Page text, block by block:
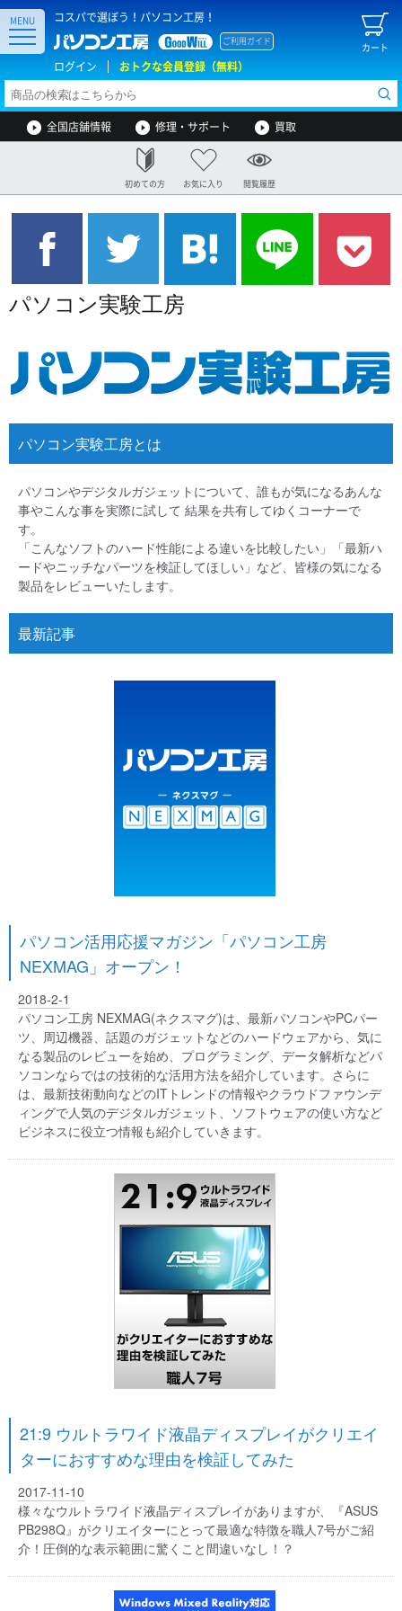
コスパで選ぼう！パソコン工房！
カート
ご利用ガイド
ログイン おトクな会員登録（無料）
MENU
全国店舗情報 修理・サポート 買取
初めての方 お気に入り 閲覧履歴
パソコン実験工房
パソコン実験工房とは
パソコンやデジタルガジェットについて、誰もが気になるあんな
事やこんな事を実際に試して 結果を共有してゆくコーナーで
す。
「こんなソフトのハード性能による違いを比較したい」「最新ハ
ードやニッチなパーツを検証してほしい」など、皆様の気になる
製品をレビューいたします。
最新記事
パソコン活用応援マガジン「パソコン工房
NEXMAG」オープン！
2018-2-1
パソコン工房 NEXMAG(ネクスマグ)は、最新パソコンやPCパー
ツ、周辺機器、話題のガジェットなどのハードウェアから、気に
なる製品のレビューを始め、プログラミング、データ解析などパ
ソコンならではの技術的な活用方法を紹介しています。さらに
は、最新技術動向などのITトレンドの情報やクラウドファウンデ
ィングで人気のデジタルガジェット、ソフトウェアの使い方など
ビジネスに役立つ情報も紹介していきます。
21:9 ウルトラワイド液晶ディスプレイがクリエイ
ターにおすすめな理由を検証してみた
2017-11-10
様々なウルトラワイド液晶ディスプレイがありますが、『ASUS
PB298Q』がクリエイターにとって最適な特徴を職人7号がご紹
介！圧倒的な表示範囲に驚くこと間違いなし！？